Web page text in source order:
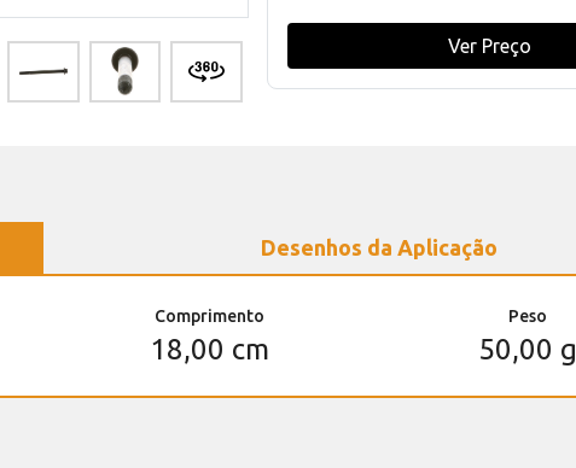
Ver Preço
Desenhos da Aplicação
Comprimento
18,00 cm
Peso
50,00 g